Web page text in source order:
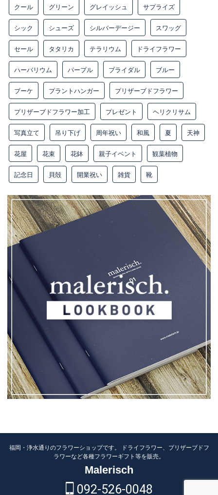
クール グリーン グレイッシュ サプライズ
シック シューズ シルバーデージー スワッグ
セール タタリカ テラリウム ドライフラワー
ハーバリウム パープル ブライダル ブルー
ブーケ プラントハンガー プリザーブドフラワー
プリザーブドフラワー加工 プレゼント ヘリクリサム
写真立て 吊り下げ 周年祝い 和風 夏 天神
花屋 花束 花鉢 親子イベント 観葉植物
記念日 貝殻 開業祝い 雑貨 靴
福岡・浄水通りのフラワーショップです。 ドライフラワー、プリザーブドフ
ラワーなど各種フラワーギフト等を販売。
Malerisch
092-526-0048